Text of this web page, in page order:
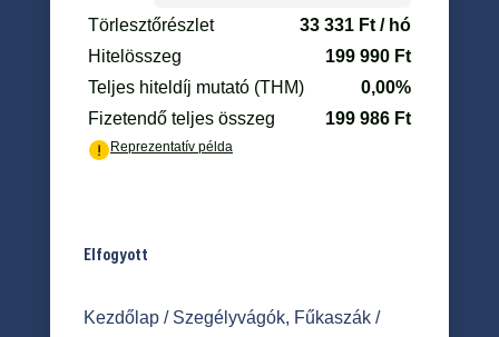
Elfogyott
Kezdőlap/ Szegélyvágók, Fűkaszák/